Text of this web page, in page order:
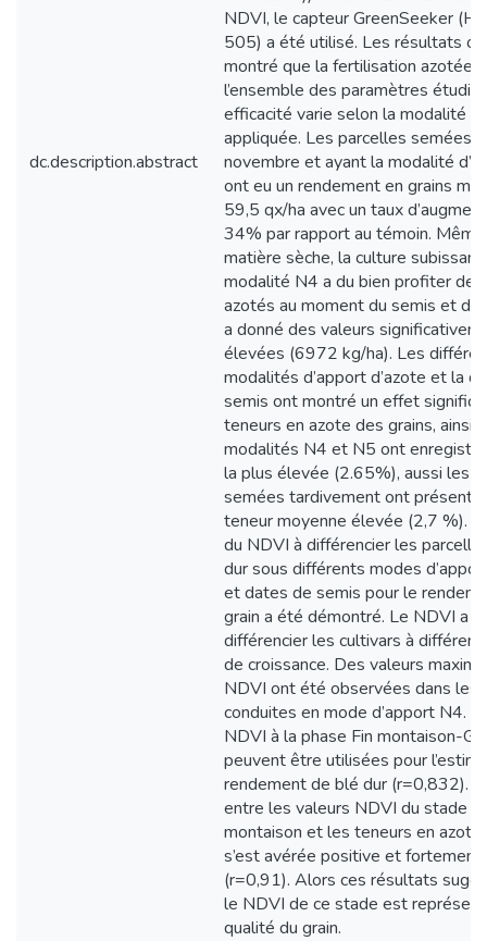
dc.description.abstract
NDVI, le capteur GreenSeeker
505) a été utilisé. Les résultats
montré que la fertilisation azotée
l’ensemble des paramètres
efficacité varie selon la modalité
appliquée. Les parcelles semées
novembre et ayant la modalité
ont eu un rendement en grains
59,5 qx/ha avec un taux
34% par rapport au témoin.
matière sèche, la culture subissant
modalité N4 a du bien profiter
azotés au moment du semis et
a donné des valeurs
élevées (6972 kg/ha). Les
modalités d’apport d’azote et la
semis ont montré un effet
teneurs en azote des grains, ainsi
modalités N4 et N5 ont
la plus élevée (2.65%), aussi les
semées tardivement ont présenté
teneur moyenne élevée (2,7 %).
du NDVI à différencier les
dur sous différents modes
et dates de semis pour le
grain a été démontré. Le NDVI a
différencier les cultivars à
de croissance. Des valeurs
NDVI ont été observées dans les
conduites en mode d’apport N4.
NDVI à la phase Fin montaison-
peuvent être utilisées pour
rendement de blé dur (r=0,832).
entre les valeurs NDVI du stade
montaison et les teneurs en azote
s’est avérée positive et fortement
(r=0,91). Alors ces résultats
le NDVI de ce stade est
qualité du grain.